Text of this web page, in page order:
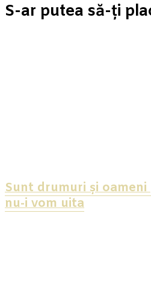
S-ar putea să-ți
Sunt drumuri și
nu-i vom uita